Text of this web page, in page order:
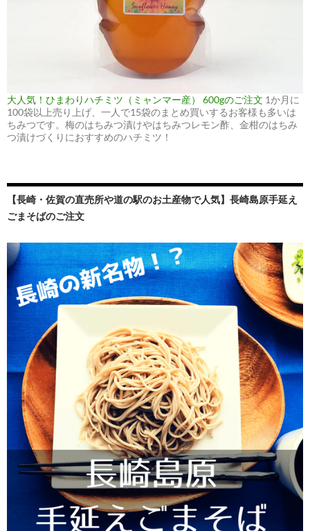
大人気！ひまわりハチミツ（ミャンマー産） 600gのご注文 1か月に
100袋以上売り上げ、一人で15袋のまとめ買いするお客様も多いは
ちみつです。梅のはちみつ漬けやはちみつレモン酢、金柑のはちみ
つ漬けづくりにおすすめのハチミツ！
【長崎・佐賀の直売所や道の駅のお土産物で人気】長崎島原手延え
ごまそばのご注文